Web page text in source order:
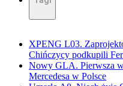
XPENG L03.
Chińczycy podkupili
Nowy GLA. Pierwsza
Mercedesa w Polsce